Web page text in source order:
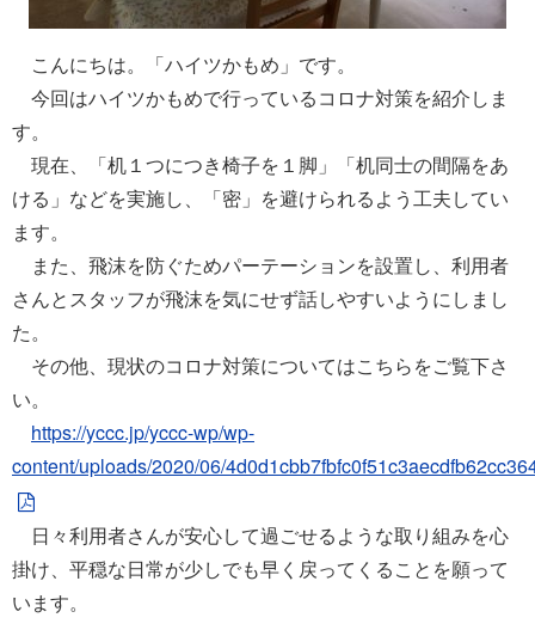
こんにちは。「ハイツかもめ」です。
今回はハイツかもめで行っているコロナ対策を紹介しま
す。
現在、「机１つにつき椅子を１脚」「机同士の間隔をあ
ける」などを実施し、「密」を避けられるよう工夫してい
ます。
また、飛沫を防ぐためパーテーションを設置し、利用者
さんとスタッフが飛沫を気にせず話しやすいようにしまし
た。
その他、現状のコロナ対策についてはこちらをご覧下さ
い。
https://yccc.jp/yccc-wp/wp-
content/uploads/2020/06/
日々利用者さんが安心して過ごせるような取り組みを心
掛け、平穏な日常が少しでも早く戻ってくることを願って
います。